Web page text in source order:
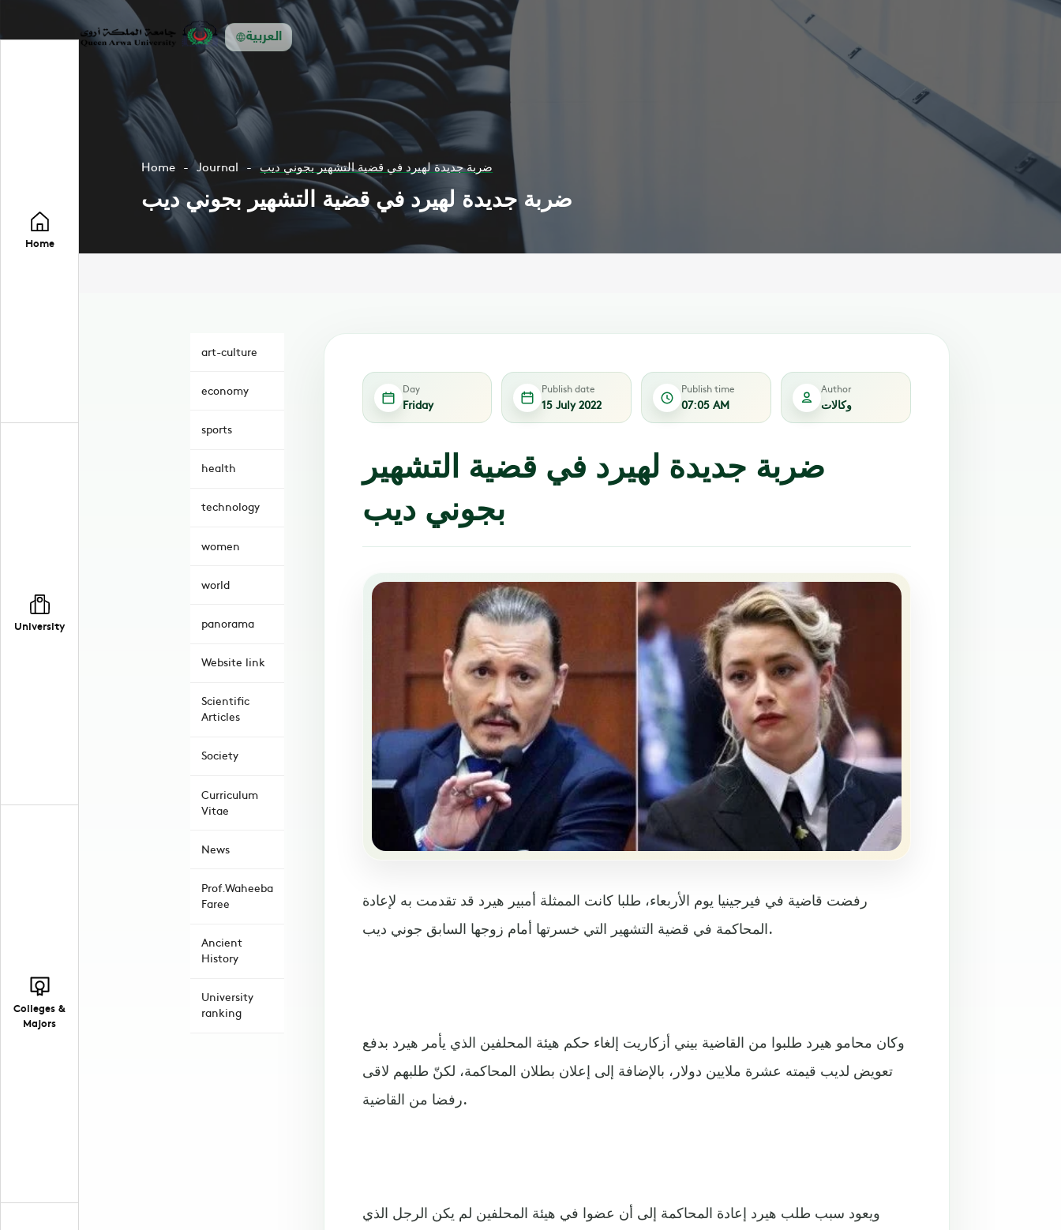
العربية
Home
University
Colleges &
Majors
Home Journal ضربة جديدة لهيرد في قضية التشهير بجوني ديب
ضربة جديدة لهيرد في قضية التشهير بجوني ديب
art-culture
economy
sports
health
technology
women
world
panorama
Website link
Scientific
Articles
Society
Curriculum
Vitae
News
Prof.Waheeba
Faree
Ancient
History
University
ranking
Day
Friday
Publish date
15 July 2022
Publish time
07:05 AM
Author
وكالات
ضربة جديدة لهيرد في قضية التشهير
بجوني ديب
رفضت قاضية في فيرجينيا يوم الأربعاء، طلبا كانت الممثلة أمبير هيرد قد تقدمت به لإعادة
المحاكمة في قضية التشهير التي خسرتها أمام زوجها السابق جوني ديب.
وكان محامو هيرد طلبوا من القاضية بيني أزكاريت إلغاء حكم هيئة المحلفين الذي يأمر هيرد بدفع
تعويض لديب قيمته عشرة ملايين دولار، بالإضافة إلى إعلان بطلان المحاكمة، لكنّ طلبهم لاقى
رفضا من القاضية.
ويعود سبب طلب هيرد إعادة المحاكمة إلى أن عضوا في هيئة المحلفين لم يكن الرجل الذي